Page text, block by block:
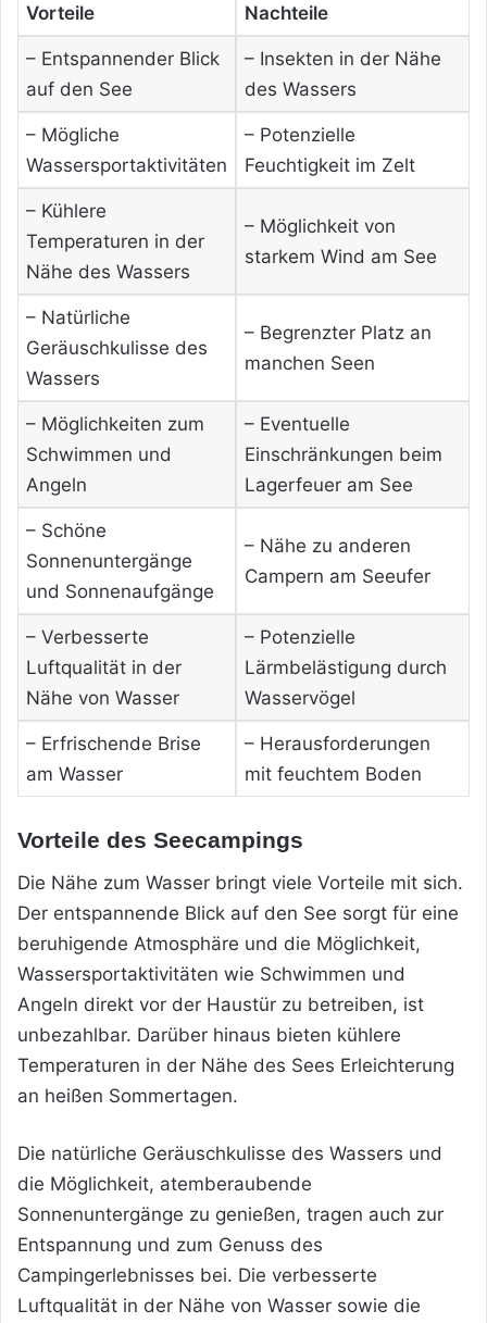
Vorteile Nachteile
– Entspannender Blick
auf den See
– Insekten in der Nähe
des Wassers
– Mögliche
Wassersportaktivitäten
– Potenzielle
Feuchtigkeit im Zelt
– Kühlere
Temperaturen in der
Nähe des Wassers
– Möglichkeit von
starkem Wind am See
– Natürliche
Geräuschkulisse des
Wassers
– Begrenzter Platz an
manchen Seen
– Möglichkeiten zum
Schwimmen und
Angeln
– Eventuelle
Einschränkungen beim
Lagerfeuer am See
– Schöne
Sonnenuntergänge
und Sonnenaufgänge
– Nähe zu anderen
Campern am Seeufer
– Verbesserte
Luftqualität in der
Nähe von Wasser
– Potenzielle
Lärmbelästigung durch
Wasservögel
– Erfrischende Brise
am Wasser
– Herausforderungen
mit feuchtem Boden
Vorteile des Seecampings
Die Nähe zum Wasser bringt viele Vorteile mit sich.
Der entspannende Blick auf den See sorgt für eine
beruhigende Atmosphäre und die Möglichkeit,
Wassersportaktivitäten wie Schwimmen und
Angeln direkt vor der Haustür zu betreiben, ist
unbezahlbar. Darüber hinaus bieten kühlere
Temperaturen in der Nähe des Sees Erleichterung
an heißen Sommertagen.
Die natürliche Geräuschkulisse des Wassers und
die Möglichkeit, atemberaubende
Sonnenuntergänge zu genießen, tragen auch zur
Entspannung und zum Genuss des
Campingerlebnisses bei. Die verbesserte
Luftqualität in der Nähe von Wasser sowie die